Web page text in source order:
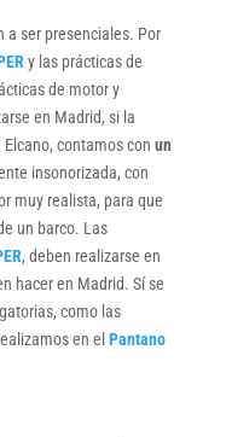
a ser presenciales. Por
y las prácticas de
de motor y
en Madrid, si la
contamos con un
insonorizada, con
muy realista, para que
un barco. Las
, deben realizarse en
hacer en Madrid. Sí se
como las
en el Pantano